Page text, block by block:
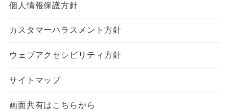
個人情報保護方針
カスタマーハラスメント方針
ウェブアクセシビリティ方針
サイトマップ
画面共有はこちらから